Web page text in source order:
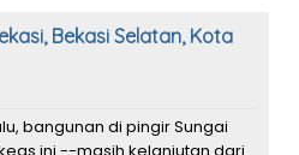
Bekasi Selatan, Kota
bangunan di pingir Sungai